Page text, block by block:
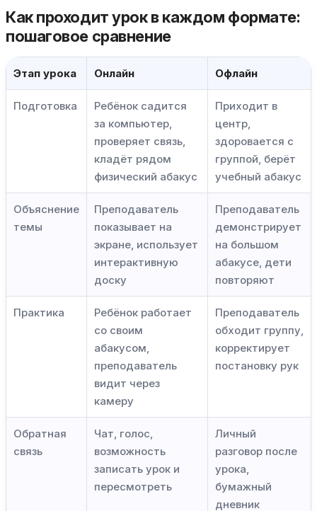
Как проходит урок в каждом формате:
пошаговое сравнение
Этап урока Онлайн Офлайн
Подготовка
Ребёнок садится
за компьютер,
проверяет связь,
кладёт рядом
физический абакус
Приходит в
центр,
здоровается с
группой, берёт
учебный абакус
Объяснение
темы
Преподаватель
показывает на
экране, использует
интерактивную
доску
Преподаватель
демонстрирует
на большом
абакусе, дети
повторяют
Практика
Ребёнок работает
со своим
абакусом,
преподаватель
видит через
камеру
Преподаватель
обходит группу,
корректирует
постановку рук
Обратная
связь
Чат, голос,
возможность
записать урок и
пересмотреть
Личный
разговор после
урока,
бумажный
дневник